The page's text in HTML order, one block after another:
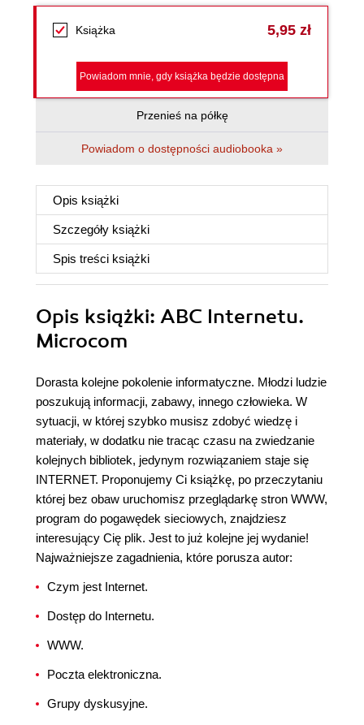
Książka 5,95 zł
Powiadom mnie, gdy książka będzie dostępna
Przenieś na półkę
Powiadom o dostępności audiobooka »
Opis książki
Szczegóły książki
Spis treści książki
Opis książki: ABC Internetu.
Microcom
Dorasta kolejne pokolenie informatyczne. Młodzi ludzie
poszukują informacji, zabawy, innego człowieka. W
sytuacji, w której szybko musisz zdobyć wiedzę i
materiały, w dodatku nie tracąc czasu na zwiedzanie
kolejnych bibliotek, jedynym rozwiązaniem staje się
INTERNET. Proponujemy Ci książkę, po przeczytaniu
której bez obaw uruchomisz przeglądarkę stron WWW,
program do pogawędek sieciowych, znajdziesz
interesujący Cię plik. Jest to już kolejne jej wydanie!
Najważniejsze zagadnienia, które porusza autor:
Czym jest Internet.
Dostęp do Internetu.
WWW.
Poczta elektroniczna.
Grupy dyskusyjne.